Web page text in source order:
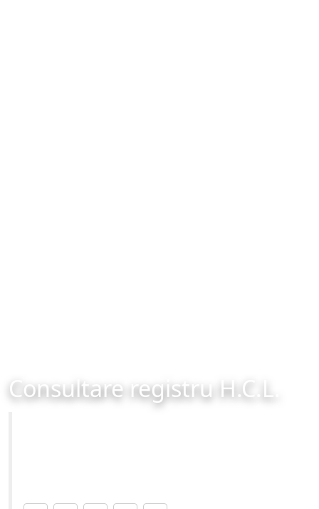
Consultare registru H.C.L.